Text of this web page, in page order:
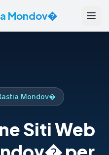
Mondov�
Mondov�
Siti Web